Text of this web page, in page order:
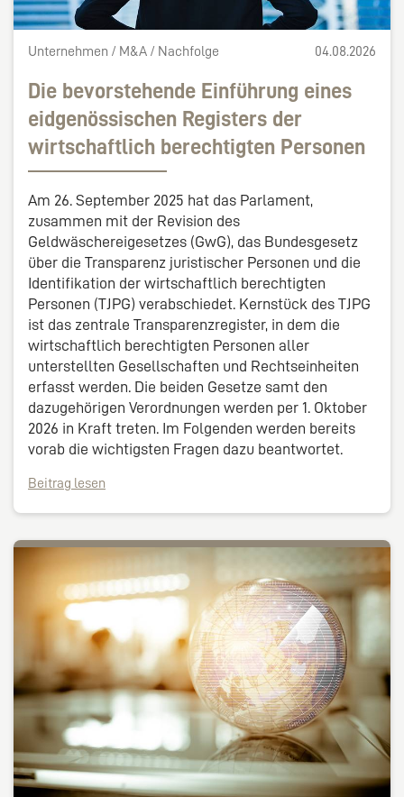
Unternehmen / M&A / Nachfolge 04.08.2026
Die bevorstehende Einführung eines
eidgenössischen Registers der
wirtschaftlich berechtigten Personen
Am 26. September 2025 hat das Parlament,
zusammen mit der Revision des
Geldwäschereigesetzes (GwG), das Bundesgesetz
über die Transparenz juristischer Personen und die
Identifikation der wirtschaftlich berechtigten
Personen (TJPG) verabschiedet. Kernstück des TJPG
ist das zentrale Transparenzregister, in dem die
wirtschaftlich berechtigten Personen aller
unterstellten Gesellschaften und Rechtseinheiten
erfasst werden. Die beiden Gesetze samt den
dazugehörigen Verordnungen werden per 1. Oktober
2026 in Kraft treten. Im Folgenden werden bereits
vorab die wichtigsten Fragen dazu beantwortet.
Beitrag lesen